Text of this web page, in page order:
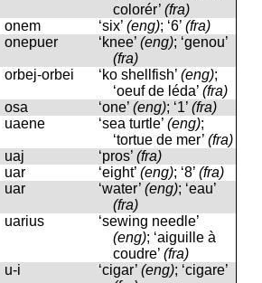
colorér’ (fra)
onem ‘six’ (eng); ‘6’ (fra)
onepuer ‘knee’ (eng); ‘genou’
(fra)
orbej-orbei ‘ko shellfish’ (eng);
‘oeuf de léda’ (fra)
osa ‘one’ (eng); ‘1’ (fra)
uaene ‘sea ​​turtle’ (eng);
‘tortue de mer’ (fra)
uaj ‘pros’ (fra)
uar ‘eight’ (eng); ‘8’ (fra)
uar ‘water’ (eng); ‘eau’
(fra)
uarius
‘sewing needle’
(eng); ‘aiguille à
coudre’ (fra)
u-i ‘cigar’ (eng); ‘cigare’